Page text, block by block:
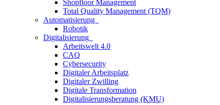
Shopfloor Management
Total Quality Management (TQM)
Automatisierung
Robotik
Digitalisierung
Arbeitswelt 4.0
CAQ
Cybersecurity
Digitaler Arbeitsplatz
Digitaler Zwilling
Digitale Transformation
Digitalisierungsberatung (KMU)